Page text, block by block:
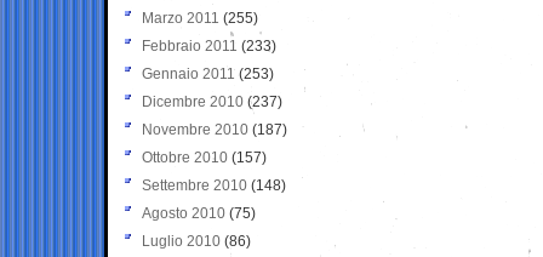
Marzo 2011 (255)
Febbraio 2011 (233)
Gennaio 2011 (253)
Dicembre 2010 (237)
Novembre 2010 (187)
Ottobre 2010 (157)
Settembre 2010 (148)
Agosto 2010 (75)
Luglio 2010 (86)